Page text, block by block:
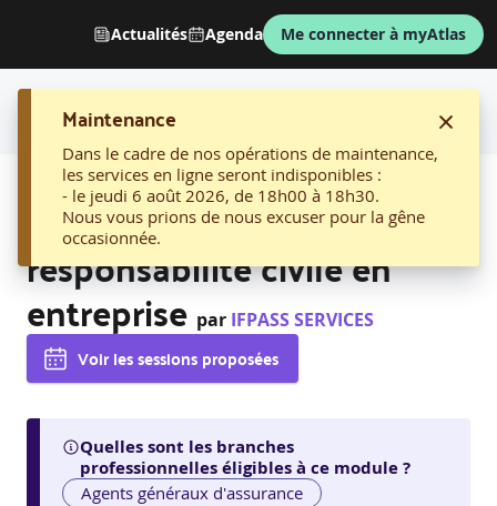
Actualités Agenda Me connecter à myAtlas
Maintenance
Dans le cadre de nos opérations de maintenance,
les services en ligne seront indisponibles :
- le jeudi 6 août 2026, de 18h00 à 18h30.
Nous vous prions de nous excuser pour la gêne
occasionnée.
AFFICHER LE FIL D'ARIANE
04. Gérer les sinistres de
responsabilité civile en
entreprise par IFPASS SERVICES
Voir les sessions proposées
Quelles sont les branches
professionnelles éligibles à ce module ?
Agents généraux d'assurance